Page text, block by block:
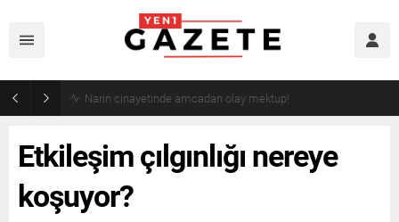
Narin cinayetinde amcadan olay mektup!
Etkileşim çılgınlığı nereye
koşuyor?